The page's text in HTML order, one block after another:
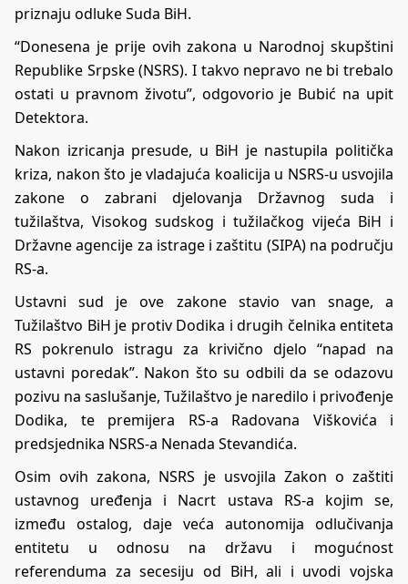
priznaju odluke Suda BiH.
“Donesena je prije ovih zakona u Narodnoj skupštini
Republike Srpske (NSRS). I takvo nepravo ne bi trebalo
ostati u pravnom životu”, odgovorio je Bubić na upit
Detektora.
Nakon izricanja presude, u BiH je nastupila politička
kriza, nakon što je vladajuća koalicija u NSRS-u usvojila
zakone o zabrani djelovanja Državnog suda i
tužilaštva, Visokog sudskog i tužilačkog vijeća BiH i
Državne agencije za istrage i zaštitu (SIPA) na području
RS-a.
Ustavni sud je ove zakone stavio van snage, a
Tužilaštvo BiH je protiv Dodika i drugih čelnika entiteta
RS pokrenulo istragu za krivično djelo “napad na
ustavni poredak”. Nakon što su odbili da se odazovu
pozivu na saslušanje, Tužilaštvo je naredilo i privođenje
Dodika, te premijera RS-a Radovana Viškovića i
predsjednika NSRS-a Nenada Stevandića.
Osim ovih zakona, NSRS je usvojila Zakon o zaštiti
ustavnog uređenja i Nacrt ustava RS-a kojim se,
između ostalog, daje veća autonomija odlučivanja
entitetu u odnosu na državu i mogućnost
referenduma za secesiju od BiH, ali i uvodi vojska